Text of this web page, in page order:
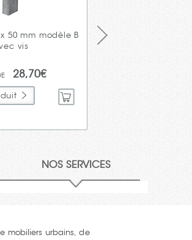
50 mm modèle B
vis
28,70€
NOS SERVICES
mobiliers urbains, de